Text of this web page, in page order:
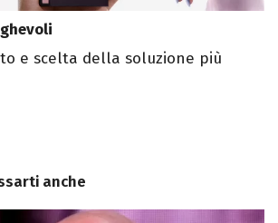
e scelta della soluzione più
anche